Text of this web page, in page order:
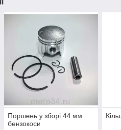
Поршень у зборі 44 мм
бензокоси